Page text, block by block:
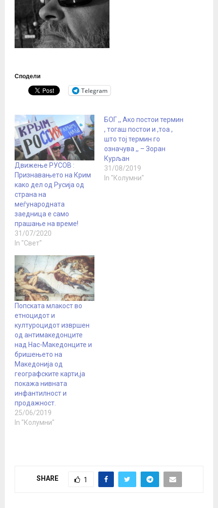
Сподели
Telegram
Движење РУСОВ :
Признавањето на Крим
како дел од Русија од
страна на
меѓународната
заедница е само
прашање на време!
31/07/2020
In "Свет"
БОГ ,, Ако постои термин
, тогаш постои и ,тоа ,
што тоj термин го
означува ,, – Зоран
Курљан
31/08/2019
In "Колумни"
Попската млакост во
етноцидот и
културоцидот извршен
од антимакедонците
над Нас-Македонците и
бришењето на
Македониjа од
географските карти,jа
покажа нивната
инфантилност и
продажност.
25/06/2019
In "Колумни"
SHARE 1